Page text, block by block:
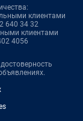
клиентами
640 34 32
клиентами
4056